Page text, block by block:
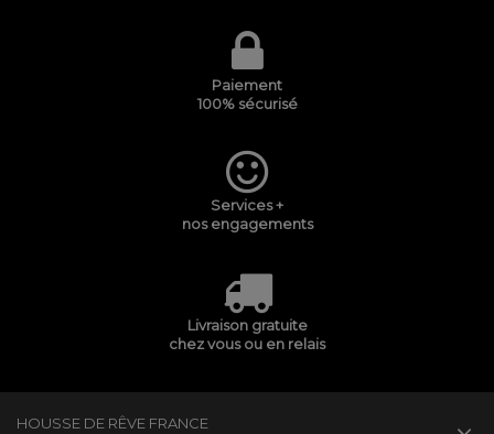
Paiement
100% sécurisé
Services +
nos engagements
Livraison gratuite
chez vous ou en relais
HOUSSE DE RÊVE FRANCE